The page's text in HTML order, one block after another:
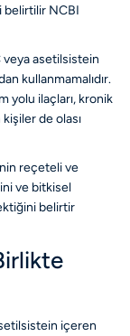
belirtilir NCBI
asetilsistein
kullanmamalıdır.
yolu ilaçları, kronik
de olası
reçeteli ve
ve bitkisel
belirtir
içeren